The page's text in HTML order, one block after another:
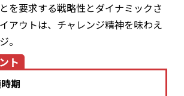
を要求する戦略性とダイナミックさ
アウトは、チャレンジ精神を味わえ
。
ト
期